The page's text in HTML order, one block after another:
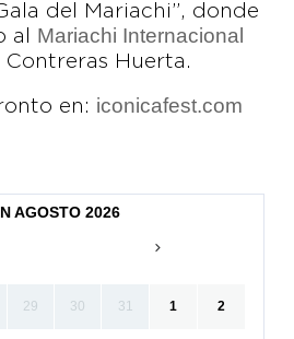
del Mariachi”, donde
al Mariachi Internacional
Contreras Huerta.
en: iconicafest.com
AGOSTO 2026
29 30 31 1 2